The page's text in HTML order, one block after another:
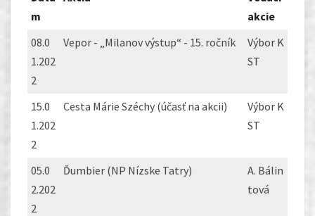
m
akcie
08.0
1.202
2
Vepor - „Milanov výstup“ - 15. ročník
Výbor K
ST
15.0
1.202
2
Cesta Márie Széchy (účasť na akcii)
Výbor K
ST
05.0
2.202
2
Ďumbier (NP Nízske Tatry)
A. Bálin
tová